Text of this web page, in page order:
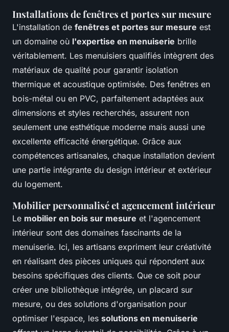
Installations de fenêtres et portes sur mesure
L'installation de fenêtres et portes sur mesure est
un domaine où l'expertise en menuiserie brille
véritablement. Les menuisiers qualifiés intègrent des
matériaux de qualité pour garantir isolation
thermique et acoustique optimisée. Des fenêtres en
bois-métal ou en PVC, parfaitement adaptées aux
dimensions et styles recherchés, assurent non
seulement une esthétique moderne mais aussi une
excellente efficacité énergétique. Grâce aux
compétences artisanales, chaque installation devient
une partie intégrante du design intérieur et extérieur
du logement.
Mobilier personnalisé et agencement intérieur
Le mobilier en bois sur mesure et l'agencement
intérieur sont des domaines fascinants de la
menuiserie. Ici, les artisans expriment leur créativité
en réalisant des pièces uniques qui répondent aux
besoins spécifiques des clients. Que ce soit pour
créer une bibliothèque intégrée, un placard sur
mesure, ou des solutions d'organisation pour
optimiser l'espace, les solutions en menuiserie